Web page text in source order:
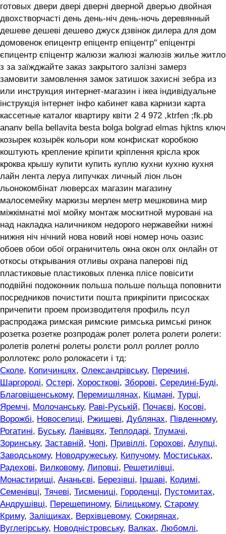
готовых двери двері дверні дверной дверью двойная
двохстворчасті день день-ніч день-ночь деревянный
дешеве дешеві дешево джуск дзвінок дилера для дом
домовенок епицентр епіцентр епіцентр'' епіцентрі
єпицентр єпіцентр жалюзи жалюзі жалюзів жилье житло
з за заїжджайте заказ закрытого залізні замерз
замовити замовлення замок затишок захисні зебра из
или инструкция интернет-магазин і ікеа індивідуальне
інструкція інтернет інфо кабинет кава карнизи карта
кассетные каталог квартиру квіти 2 4 972 ,ktrfen ;fk.pb
ananv bella bellavita besta bolga bolgrad elmas hjktns ключ
козырек козырёк кольори ком конфискат коробкою
коштують крепление кріпити кріплення крісла крок
кроква крышу купити купить куплю кухни кухню кухня
лайн лента леруа липучках личный ліон льон
льонокомбінат люверсах магазин магазину
малосемейку маркизы мерлен метр мешковина мир
міжкімнатні мої мойку монтаж москитной муровані на
над накладка наличником недорого нержавейки нижні
нижня ніч нічний нова новий нові номер ночь оазис
обоев обои обої ограничитель окна окон олх онлайн от
откосы открывания отливы охрана паперові під
пластиковые пластиковых пленка плісе повісити
подвійні подоконник польша польше польща поповнити
посредников почистити пошта прикріпити присосках
причепити проем производителя профиль псул
распродажа римская римские римська римські ринок
розетка розетке розпродаж ролет ролета ролети ролети:
ролетів ролетні ролеты ролєти ролл роллет ролло
роллотекс роло ролокасети і тд:
Сколе, Копичинцях, Олександрівську, Перечині,
Шаргороді, Остері, Хоросткові, Зборові, Середині-Буді,
Благовіщенському, Перемишлянах, Кіцмані, Турці,
Яремчі, Молочанську, Раві-Руській, Почаєві, Косові,
Ворожбі, Новоселиці, Ржищеві, Дублянах, Південному,
Рогатині, Буську, Ланівцях, Теплодарі, Тлумачі,
Зоринську, Заставній, Чопі, Привіллі, Горохові, Алупці,
Заводському, Новодружеську, Кипучому, Мостиськах,
Радехові, Вилковому, Липовці, Решетилівці,
Монастирищі, Ананьєві, Березівці, Іршаві, Кодимі,
Семенівці, Тячеві, Тисмениці, Городенці, Пустомитах,
Андрушівці, Перещепиному, Білицькому, Старому
Криму, Заліщиках, Верхівцевому, Сокирянах,
Вуглегірську, Новодністровську, Валках, Любомлі,